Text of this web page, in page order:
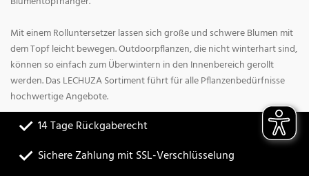
Mit einem Rolluntersetzer lassen sich große und schwere Blumen mit
dem Topf leicht bewegen. Outdoorpflanzen, die nicht winterhart sind,
können so einfach zum Überwintern in den Innenbereich gerollt
werden. Das LECHUZA Sortiment führt für alle Pflanzenbedürfnisse
hochwertige Angebote.
14 Tage Rückgaberecht
Sichere Zahlung mit SSL-Verschlüsselung